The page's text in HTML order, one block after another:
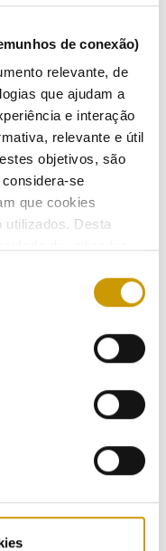
de conexão)
relevante, de
que ajudam a
e interação
relevante e útil
objetivos, são
se
que cookies
utilizados. Desta
mais informações
pessoais,
energies"
Pototschnig, vice-diretor do
durante o VIII World
ERSE
Portuguesa de Empresas de